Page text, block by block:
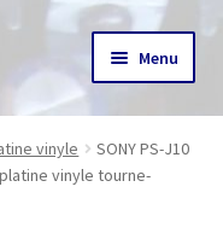
Menu
vinyle
SONY PS-J10
vinyle tourne-